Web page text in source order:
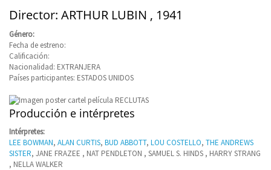
Director: ARTHUR LUBIN , 1941
Género:
Fecha de estreno:
Calificación:
Nacionalidad: EXTRANJERA
Países participantes: ESTADOS UNIDOS
Producción e intérpretes
Intérpretes:
LEE BOWMAN, ALAN CURTIS, BUD ABBOTT, LOU COSTELLO, THE ANDREWS
SISTER, JANE FRAZEE , NAT PENDLETON , SAMUEL S. HINDS , HARRY STRANG
, NELLA WALKER